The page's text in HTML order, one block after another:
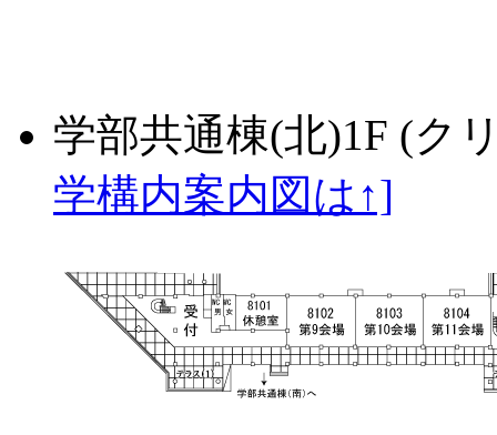
学部共通棟(北)1F (ク
学構内案内図は↑]